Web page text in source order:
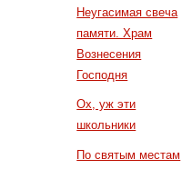
Неугасимая свеча
памяти. Храм
Вознесения
Господня
Ох, уж эти
школьники
По святым местам